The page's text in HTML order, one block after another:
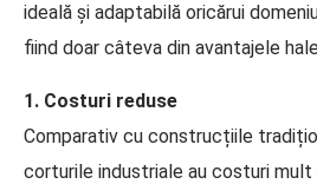
ideală și adaptabilă oricărui
fiind doar câteva din avantajele
1. Costuri reduse
Comparativ cu construcțiile
corturile industriale au costuri